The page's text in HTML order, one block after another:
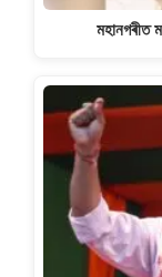
মহানগৰীত